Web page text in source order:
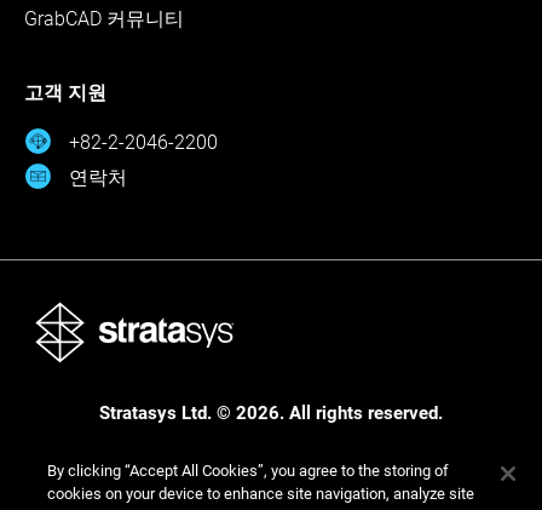
GrabCAD 커뮤니티
고객 지원
+82-2-2046-2200
연락처
Stratasys Ltd. © 2026. All rights reserved.
By clicking “Accept All Cookies”, you agree to the storing of
cookies on your device to enhance site navigation, analyze site